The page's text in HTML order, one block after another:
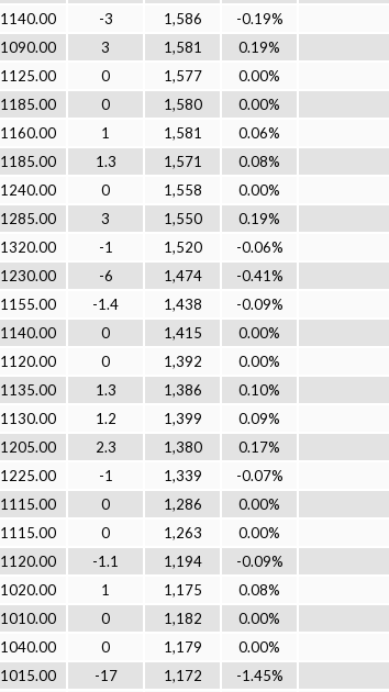
1140.00 -3 1,586
-0.19%
1090.00 3 1,581
0.19%
1125.00 0 1,577
0.00%
1185.00 0 1,580
0.00%
1160.00 1 1,581
0.06%
1185.00 1.3 1,571
0.08%
1240.00 0 1,558
0.00%
1285.00 3 1,550
0.19%
1320.00 -1 1,520
-0.06%
1230.00 -6 1,474
-0.41%
1155.00 -1.4 1,438
-0.09%
1140.00 0 1,415
0.00%
1120.00 0 1,392
0.00%
1135.00 1.3 1,386
0.10%
1130.00 1.2 1,399
0.09%
1205.00 2.3 1,380
0.17%
1225.00 -1 1,339
-0.07%
1115.00 0 1,286
0.00%
1115.00 0 1,263
0.00%
1120.00 -1.1 1,194
-0.09%
1020.00 1 1,175
0.08%
1010.00 0 1,182
0.00%
1040.00 0 1,179
0.00%
1015.00 -17 1,172
-1.45%